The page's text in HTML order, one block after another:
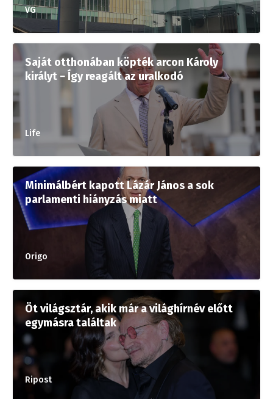
VG
Saját otthonában köpték arcon Károly
királyt − Így reagált az uralkodó
Life
Minimálbért kapott Lázár János a sok
parlamenti hiányzás miatt
Origo
Öt világsztár, akik már a világhírnév előtt
egymásra találtak
Ripost